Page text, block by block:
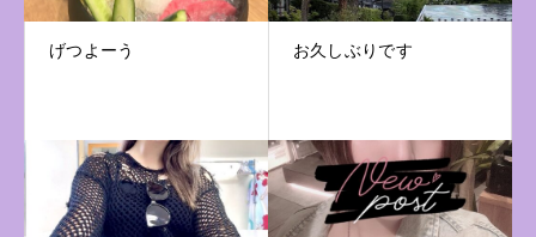
げつよーう お久しぶりです